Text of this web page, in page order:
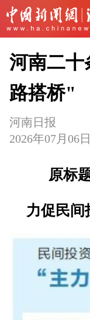
河南二
路搭桥"
河南日报
2026年07月06
原标
力促民间